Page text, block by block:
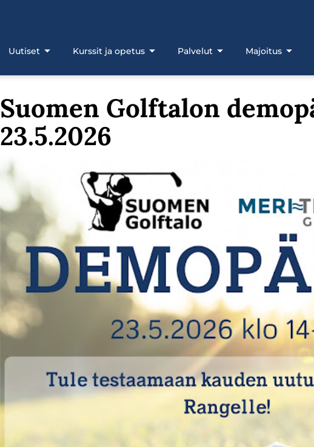
Uutiset Kurssit ja opetus Palvelut Majoitus
Suomen Golftalon
23.5.2026